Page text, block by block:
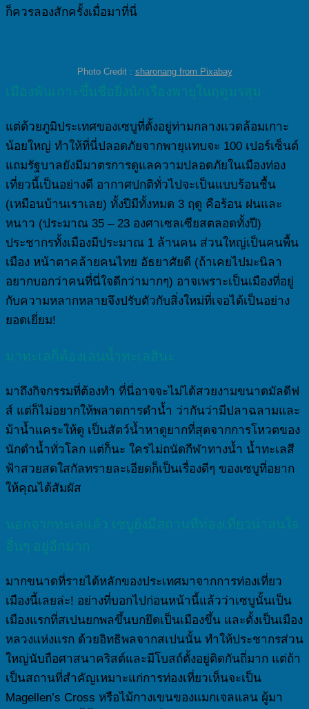
ก็ควรลองสักครั้งเมื่อมาที่นี่
Photo Credit : sharonang from Pixabay
เมืองพันเกาะขึ้นชื่อยิ่งนักเรื่องพายุในฤดูมรสุม
แต่ด้วยภูมิประเทศของเซบูที่ตั้งอยู่ท่ามกลางแวดล้อมเกาะ
น้อยใหญ่ ทำให้ที่นี่ปลอดภัยจากพายุแทบจะ 100 เปอร์เซ็นต์
แถมรัฐบาลยังมีมาตรการดูแลความปลอดภัยในเมืองท่อง
เที่ยวนี้เป็นอย่างดี อากาศปกติทั่วไปจะเป็นแบบร้อนชื้น
(เหมือนบ้านเราเลย) ทั้งปีมีทั้งหมด 3 ฤดู คือร้อน ฝนและ
หนาว (ประมาณ 35 – 23 องศาเซลเซียสตลอดทั้งปี)
ประชากรทั้งเมืองมีประมาณ 1 ล้านคน ส่วนใหญ่เป็นคนพื้น
เมือง หน้าตาคล้ายคนไทย อัธยาศัยดี (ถ้าเคยไปมะนิลา
อยากบอกว่าคนที่นี่ใจดีกว่ามากๆ) อาจเพราะเป็นเมืองที่อยู่
กับความหลากหลายจึงปรับตัวกับสิ่งใหม่ที่เจอได้เป็นอย่าง
ยอดเยี่ยม!
มาทะเลก็ต้องเล่นน้ำทะเลสินะ
มาถึงกิจกรรมที่ต้องทำ ที่นี่อาจจะไม่ได้สวยงามขนาดมัลดีฟ
ส์ แต่ก็ไม่อยากให้พลาดการดำน้ำ ว่ากันว่ามีปลาฉลามและ
ม้าน้ำแคระให้ดู เป็นสัตว์น้ำหาดูยากที่สุดจากการโหวตของ
นักดำน้ำทั่วโลก แต่ก็นะ ใครไม่ถนัดกีฬาทางน้ำ น้ำทะเลสี
ฟ้าสวยสดใสกัลทรายละเอียดก็เป็นเรื่องดีๆ ของเซบูที่อยาก
ให้คุณได้สัมผัส
นอกจากทะเลแล้ว เซบูยังมีสถานที่ท่องเที่ยวน่าสนใจ
อื่นๆ อยู่อีกมาก
มากขนาดที่รายได้หลักของประเทศมาจากการท่องเที่ยว
เมืองนี้เลยล่ะ! อย่างที่บอกไปก่อนหน้านี้แล้วว่าเซบูนั้นเป็น
เมืองแรกที่สเปนยกพลขึ้นบกยึดเป็นเมืองขึ้น และตั้งเป็นเมือง
หลวงแห่งแรก ด้วยอิทธิพลจากสเปนนั้น ทำให้ประชากรส่วน
ใหญ่นับถือศาสนาคริสต์และมีโบสถ์ตั้งอยู่ติดกันถี่มาก แต่ถ้า
เป็นสถานที่สำคัญเหมาะแก่การท่องเที่ยวเห็นจะเป็น
Magellen’s Cross หรือไม้กางเขนของแมกเจลแลน ผู้มา